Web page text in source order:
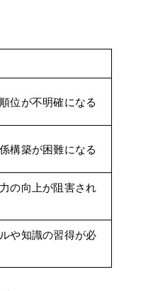
位が不明確になる
構築が困難になる
の向上が阻害され
や知識の習得が必